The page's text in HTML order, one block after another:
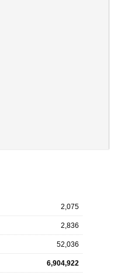
2,075
2,836
52,036
6,904,922